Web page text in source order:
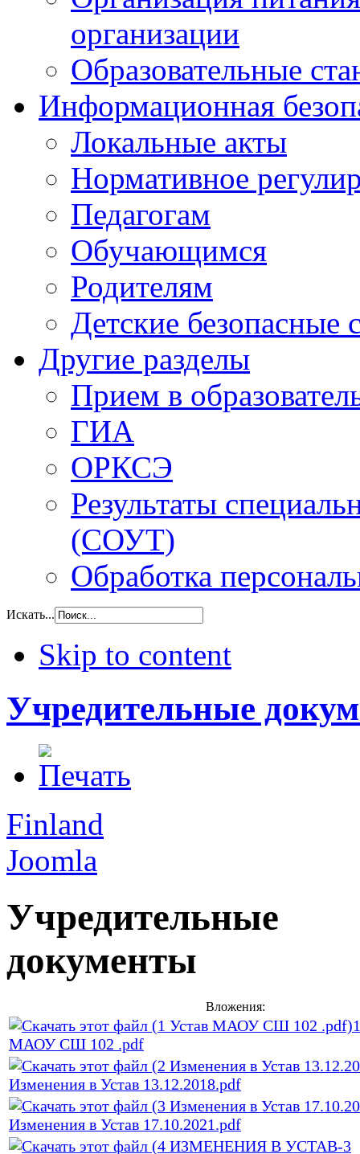
организации
Образовательные
Информационная
Локальные акты
Нормативное
Педагогам
Обучающимся
Родителям
Детские безопасные
Другие разделы
Прием в
ГИА
ОРКСЭ
Результаты
(СОУТ)
Обработка
Искать...
Skip to content
Учредительные
Finland
Joomla
Учредительные
документы
Вложения:
МАОУ СШ 102 .pdf
Изменения в Устав 13.12.2018.pdf
Изменения в Устав 17.10.2021.pdf